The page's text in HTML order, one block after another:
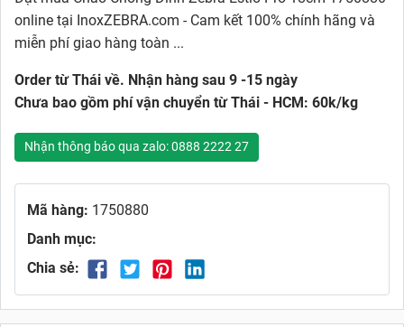
online tại InoxZEBRA.com - Cam kết 100% chính hãng và
miễn phí giao hàng toàn ...
Order từ Thái về. Nhận hàng sau 9 -15 ngày
Chưa bao gồm phí vận chuyển từ Thái - HCM: 60k/kg
Nhận thông báo qua zalo: 0888 2222 27
Mã hàng: 1750880
Danh mục:
Chia sẻ: